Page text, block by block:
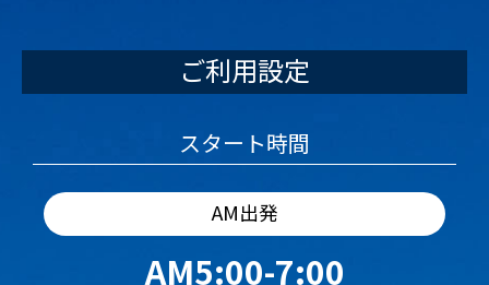
ご利用設定
スタート時間
AM出発
AM5:00-7:00